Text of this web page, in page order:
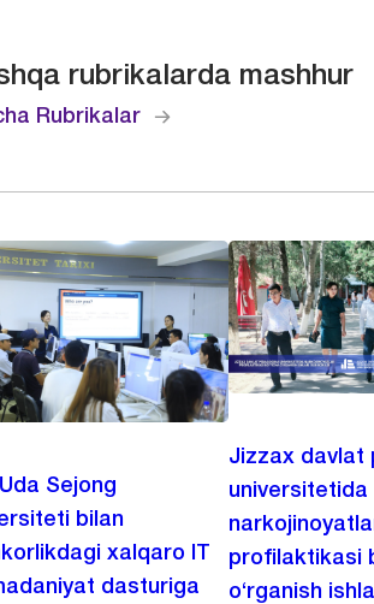
rubrikalarda mashhur
Rubrikalar
Sejong
bilan
xalqaro IT
dasturiga
Jizzax davlat
universitetida
profilaktikasi
o‘rganish